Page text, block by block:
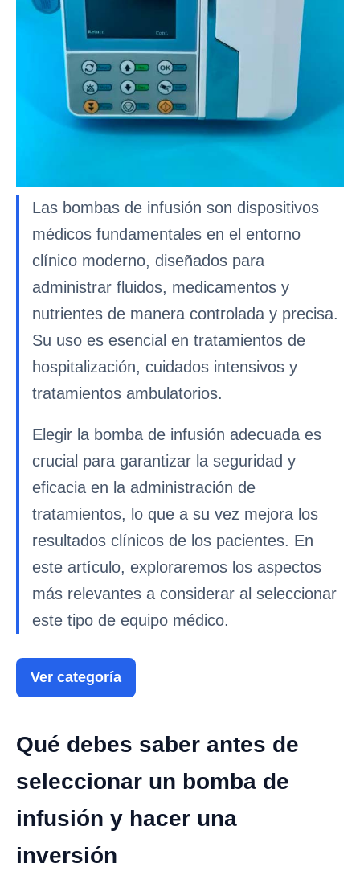
Las bombas de infusión son dispositivos
médicos fundamentales en el entorno
clínico moderno, diseñados para
administrar fluidos, medicamentos y
nutrientes de manera controlada y precisa.
Su uso es esencial en tratamientos de
hospitalización, cuidados intensivos y
tratamientos ambulatorios.
Elegir la bomba de infusión adecuada es
crucial para garantizar la seguridad y
eficacia en la administración de
tratamientos, lo que a su vez mejora los
resultados clínicos de los pacientes. En
este artículo, exploraremos los aspectos
más relevantes a considerar al seleccionar
este tipo de equipo médico.
Ver categoría
Qué debes saber antes de
seleccionar un bomba de
infusión y hacer una
inversión